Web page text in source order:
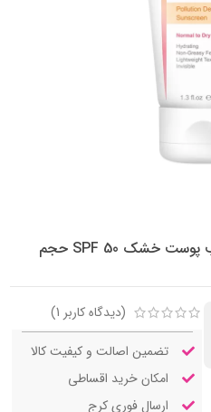
ضد آفتاب بی رنگ لایسل مناسب پوست خشک SPF 50 حجم
(دیدگاه کاربر 1
)
تضمین اصالت و کیفیت کالا
امکان خرید اقساطی
ارسال فوری کرج